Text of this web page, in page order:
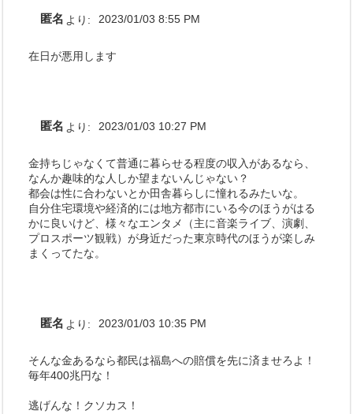
匿名 より: 2023/01/03 8:55 PM
在日が悪用します
匿名 より: 2023/01/03 10:27 PM
金持ちじゃなくて普通に暮らせる程度の収入があるなら、
なんか趣味的な人しか望まないんじゃない？
都会は性に合わないとか田舎暮らしに憧れるみたいな。
自分住宅環境や経済的には地方都市にいる今のほうがはる
かに良いけど、様々なエンタメ（主に音楽ライブ、演劇、
プロスポーツ観戦）が身近だった東京時代のほうが楽しみ
まくってたな。
匿名 より: 2023/01/03 10:35 PM
そんな金あるなら都民は福島への賠償を先に済ませろよ！
毎年400兆円な！
逃げんな！クソカス！